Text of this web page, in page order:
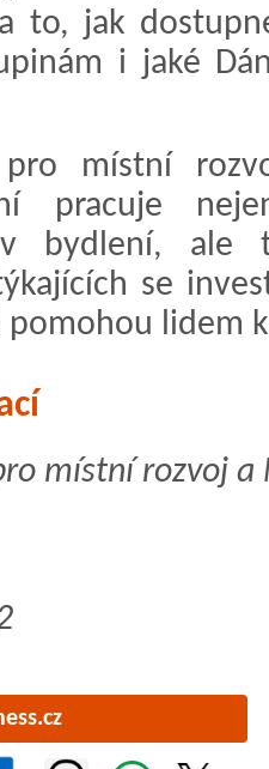
to, jak
i jaké
pro místní
pracuje
bydlení, ale
se
lidem
místní rozvoj a